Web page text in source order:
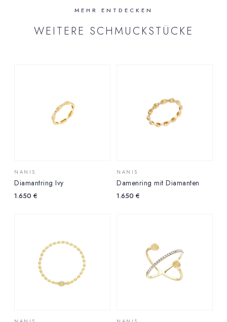
MEHR ENTDECKEN
WEITERE SCHMUCKSTÜCKE
NANIS
Diamantring Ivy
1.650 €
NANIS
Damenring mit Diamanten
1.650 €